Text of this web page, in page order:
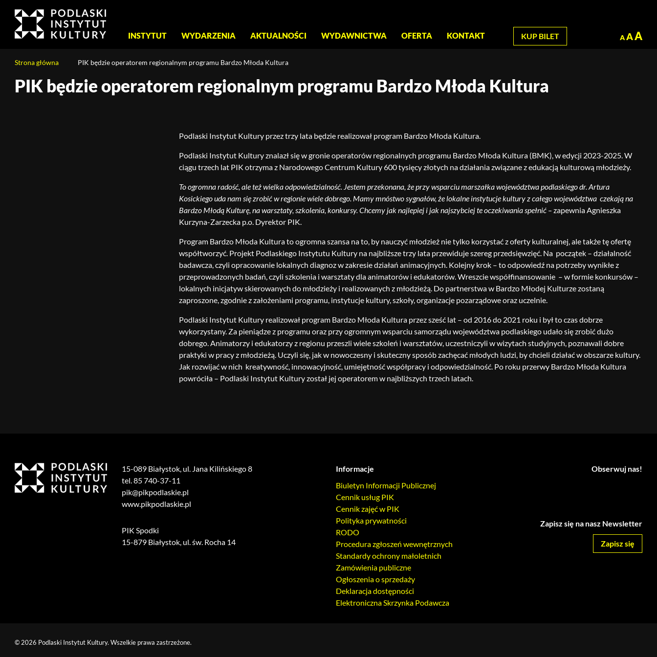
stronie:
główne
INSTYTUT WYDARZENIA AKTUALNOŚCI WYDAWNICTWA OFERTA KONTAKT KUP BILET A AA
Strona główna PIK będzie operatorem regionalnym programu Bardzo Młoda Kultura
Treść
stronyPIK będzie operatorem regionalnym programu Bardzo Młoda Kultura
Podlaski Instytut Kultury przez trzy lata będzie realizował program Bardzo Młoda Kultura.
Podlaski Instytut Kultury znalazł się w gronie operatorów regionalnych programu Bardzo Młoda Kultura (BMK), w edycji 2023-2025. W
ciągu trzech lat PIK otrzyma z Narodowego Centrum Kultury 600 tysięcy złotych na działania związane z edukacją kulturową młodzieży.
To ogromna radość, ale też wielka odpowiedzialność. Jestem przekonana, że przy wsparciu marszałka województwa podlaskiego dr. Artura
Kosickiego uda nam się zrobić w regionie wiele dobrego. Mamy mnóstwo sygnałów, że lokalne instytucje kultury z całego województwa czekają na
Bardzo Młodą Kulturę, na warsztaty, szkolenia, konkursy. Chcemy jak najlepiej i jak najszybciej te oczekiwania spełnić –zapewnia Agnieszka
Kurzyna-Zarzecka p.o. Dyrektor PIK.
Program Bardzo Młoda Kultura to ogromna szansa na to, by nauczyć młodzież nie tylko korzystać z oferty kulturalnej, ale także tę ofertę
współtworzyć. Projekt Podlaskiego Instytutu Kultury na najbliższe trzy lata przewiduje szereg przedsięwzięć. Na początek – działalność
badawcza, czyli opracowanie lokalnych diagnoz w zakresie działań animacyjnych. Kolejny krok – to odpowiedź na potrzeby wynikłe z
przeprowadzonych badań, czyli szkolenia i warsztaty dla animatorów i edukatorów. Wreszcie współfinansowanie – w formie konkursów –
lokalnych inicjatyw skierowanych do młodzieży i realizowanych z młodzieżą. Do partnerstwa w Bardzo Młodej Kulturze zostaną
zaproszone, zgodnie z założeniami programu, instytucje kultury, szkoły, organizacje pozarządowe oraz uczelnie.
Podlaski Instytut Kultury realizował program Bardzo Młoda Kultura przez sześć lat – od 2016 do 2021 roku i był to czas dobrze
wykorzystany. Za pieniądze z programu oraz przy ogromnym wsparciu samorządu województwa podlaskiego udało się zrobić dużo
dobrego. Animatorzy i edukatorzy z regionu przeszli wiele szkoleń i warsztatów, uczestniczyli w wizytach studyjnych, poznawali dobre
praktyki w pracy z młodzieżą. Uczyli się, jak w nowoczesny i skuteczny sposób zachęcać młodych ludzi, by chcieli działać w obszarze kultury.
Jak rozwijać w nich kreatywność, innowacyjność, umiejętność współpracy i odpowiedzialność. Po roku przerwy Bardzo Młoda Kultura
powróciła – Podlaski Instytut Kultury został jej operatorem w najbliższych trzech latach.
15-089 Białystok, ul. Jana Kilińskiego 8
tel. 85 740-37-11
pik@pikpodlaskie.pl
www.pikpodlaskie.pl
PIK Spodki
15-879 Białystok, ul. św. Rocha 14
Informacje
Biuletyn Informacji Publicznej
Cennik usług PIK
Cennik zajęć w PIK
Polityka prywatności
RODO
Procedura zgłoszeń wewnętrznych
Standardy ochrony małoletnich
Zamówienia publiczne
Ogłoszenia o sprzedaży
Deklaracja dostępności
Elektroniczna Skrzynka Podawcza
Obserwuj nas!
Zapisz się na nasz Newsletter
Zapisz się
© 2026 Podlaski Instytut Kultury. Wszelkie prawa zastrzeżone.